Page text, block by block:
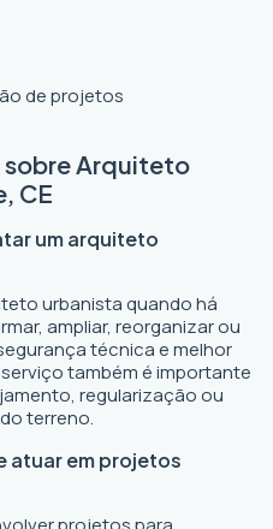
de projetos
sobre Arquiteto
CE
um arquiteto
urbanista quando há
ampliar, reorganizar ou
técnica e melhor
também é importante
regularização ou
terreno.
atuar em projetos